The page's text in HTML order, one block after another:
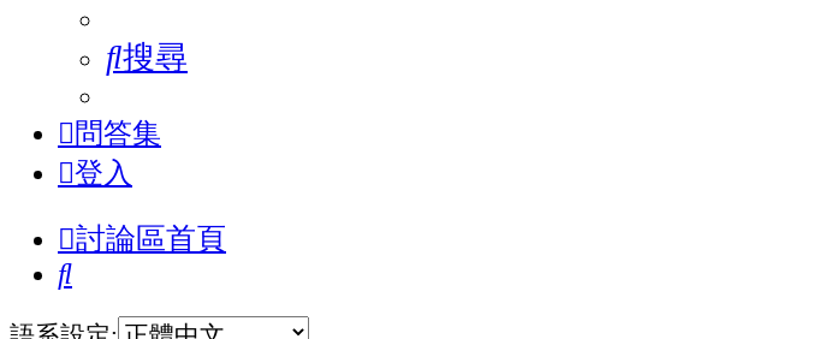
搜尋
問答集
登入
討論區首頁
搜
尋